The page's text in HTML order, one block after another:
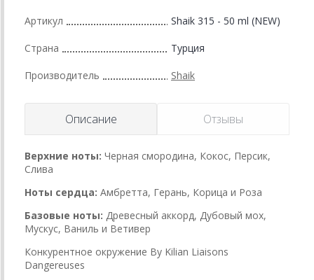
Артикул Shaik 315 - 50 ml (NEW)
Страна Турция
Производитель Shaik
Описание Отзывы
Верхние ноты: Черная смородина, Кокос, Персик,
Слива
Ноты сердца: Амбретта, Герань, Корица и Роза
Базовые ноты: Древесный аккорд, Дубовый мох,
Мускус, Ваниль и Ветивер
Конкурентное окружение By Kilian Liaisons
Dangereuses